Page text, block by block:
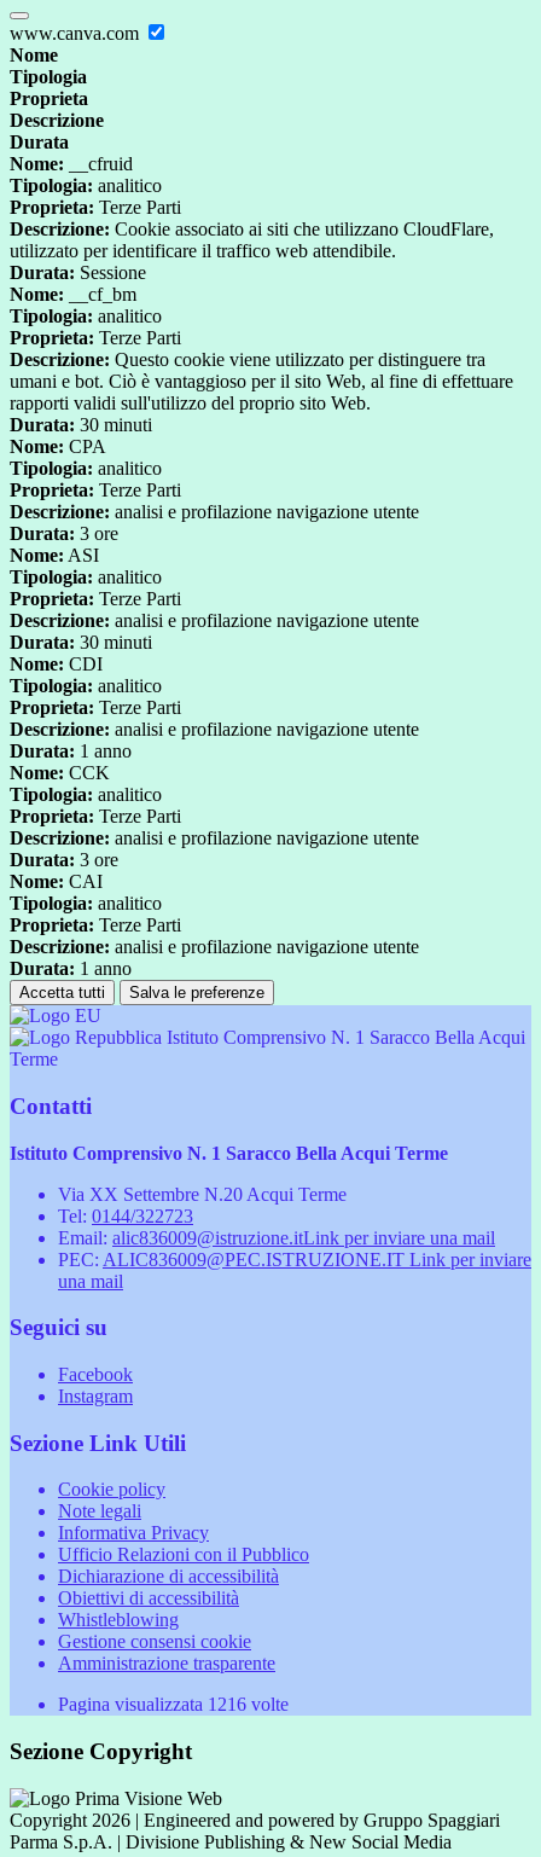
www.canva.com
Nome
Tipologia
Proprieta
Descrizione
Durata
Nome: __cfruid
Tipologia: analitico
Proprieta: Terze Parti
Descrizione: Cookie associato ai siti che utilizzano CloudFlare,
utilizzato per identificare il traffico web attendibile.
Durata: Sessione
Nome: __cf_bm
Tipologia: analitico
Proprieta: Terze Parti
Descrizione: Questo cookie viene utilizzato per distinguere tra
umani e bot. Ciò è vantaggioso per il sito Web, al fine di effettuare
rapporti validi sull'utilizzo del proprio sito Web.
Durata: 30 minuti
Nome: CPA
Tipologia: analitico
Proprieta: Terze Parti
Descrizione: analisi e profilazione navigazione utente
Durata: 3 ore
Nome: ASI
Tipologia: analitico
Proprieta: Terze Parti
Descrizione: analisi e profilazione navigazione utente
Durata: 30 minuti
Nome: CDI
Tipologia: analitico
Proprieta: Terze Parti
Descrizione: analisi e profilazione navigazione utente
Durata: 1 anno
Nome: CCK
Tipologia: analitico
Proprieta: Terze Parti
Descrizione: analisi e profilazione navigazione utente
Durata: 3 ore
Nome: CAI
Tipologia: analitico
Proprieta: Terze Parti
Descrizione: analisi e profilazione navigazione utente
Durata: 1 anno
Accetta tutti Salva le preferenze
Istituto Comprensivo N. 1 Saracco Bella Acqui
Terme
Contatti
Istituto Comprensivo N. 1 Saracco Bella Acqui Terme
Via XX Settembre N.20 Acqui Terme
Tel: 0144/322723
Email: alic836009@istruzione.itLink per inviare una mail
PEC: ALIC836009@PEC.ISTRUZIONE.IT Link per inviare
una mail
Seguici su
Facebook
Instagram
Sezione Link Utili
Cookie policy
Note legali
Informativa Privacy
Ufficio Relazioni con il Pubblico
Dichiarazione di accessibilità
Obiettivi di accessibilità
Whistleblowing
Gestione consensi cookie
Amministrazione trasparente
Pagina visualizzata 1216 volte
Sezione Copyright
Copyright 2026 | Engineered and powered by Gruppo Spaggiari
Parma S.p.A. | Divisione Publishing & New Social Media